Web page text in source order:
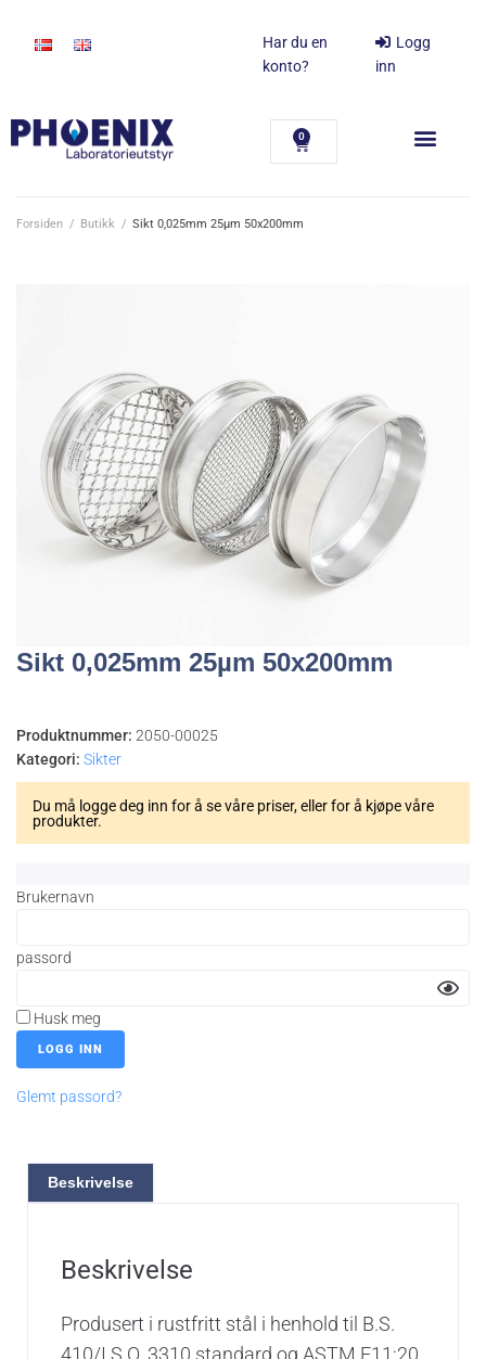
Har du en
konto?
Logg
inn
0
Forsiden / Butikk / Sikt 0,025mm 25µm 50x200mm
Sikt 0,025mm 25µm 50x200mm
Produktnummer: 2050-00025
Kategori: Sikter
Du må logge deg inn for å se våre priser, eller for å kjøpe våre
produkter.
Brukernavn
passord
Husk meg
Glemt passord?
Beskrivelse
Beskrivelse
Produsert i rustfritt stål i henhold til B.S.